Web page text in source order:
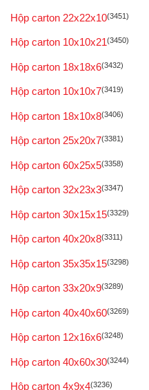
Hộp carton 22x22x10(3451)
Hộp carton 10x10x21(3450)
Hộp carton 18x18x6(3432)
Hộp carton 10x10x7(3419)
Hộp carton 18x10x8(3406)
Hộp carton 25x20x7(3381)
Hộp carton 60x25x5(3358)
Hộp carton 32x23x3(3347)
Hộp carton 30x15x15(3329)
Hộp carton 40x20x8(3311)
Hộp carton 35x35x15(3298)
Hộp carton 33x20x9(3289)
Hộp carton 40x40x60(3269)
Hộp carton 12x16x6(3248)
Hộp carton 40x60x30(3244)
Hộp carton 4x9x4(3236)